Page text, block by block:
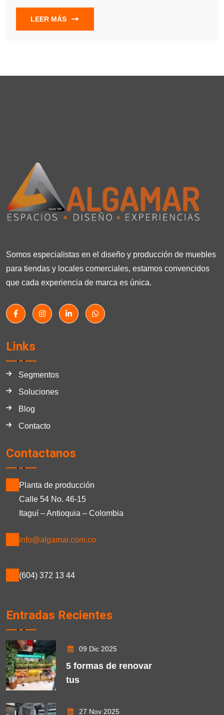
LEER MÁS
Somos especialistas en el diseño y producción de muebles
para tiendas y locales comerciales, estamos convencidos
que cada experiencia de marca es única.
Links
Segmentos
Soluciones
Blog
Contacto
Contactanos
Planta de producción
Calle 54 No. 46-15
Itaguí – Antioquia – Colombia
info@algamar.com.co
(604) 372 13 44
Entradas Recientes
09 Dic 2025
5 formas de renovar
tus
27 Nov 2025